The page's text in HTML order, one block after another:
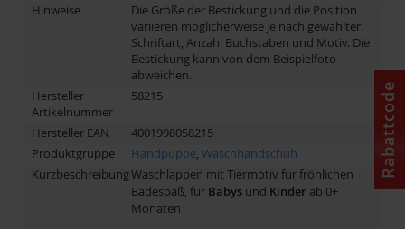
Hinweise
Die Größe der Bestickung und die Position
variieren möglicherweise je nach gewählter
Schriftart, Anzahl Buchstaben und Motiv. Die
Bestickung kann von dem Beispielfoto
abweichen.
Hersteller
Artikelnummer
58215
Hersteller EAN
4001998058215
Produktgruppe
Handpuppe, Waschhandschuh
KurzbeschreibungWaschlappen mit Tiermotiv für fröhlichen
Badespaß, für Babys und Kinder ab 0+
Monaten
Rabattcode